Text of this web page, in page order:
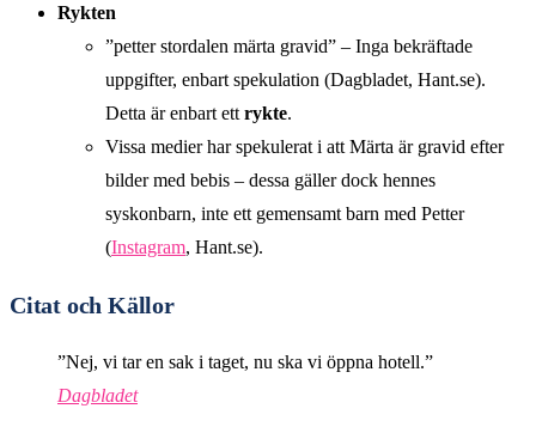
Rykten
”petter stordalen märta gravid” – Inga bekräftade
uppgifter, enbart spekulation (Dagbladet, Hant.se).
Detta är enbart ett rykte.
Vissa medier har spekulerat i att Märta är gravid efter
bilder med bebis – dessa gäller dock hennes
syskonbarn, inte ett gemensamt barn med Petter
(Instagram, Hant.se).
Citat och Källor
”Nej, vi tar en sak i taget, nu ska vi öppna hotell.”
Dagbladet